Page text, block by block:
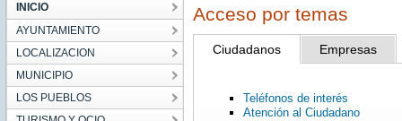
INICIO
AYUNTAMIENTO
LOCALIZACION
MUNICIPIO
LOS PUEBLOS
Acceso por temas
Ciudadanos Empresas
Teléfonos de interés
Atención al Ciudadano